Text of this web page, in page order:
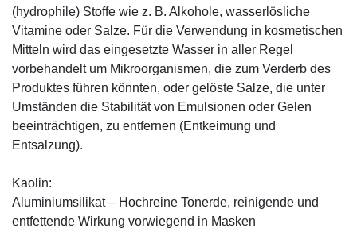
(hydrophile) Stoffe wie z. B. Alkohole, wasserlösliche
Vitamine oder Salze. Für die Verwendung in kosmetischen
Mitteln wird das eingesetzte Wasser in aller Regel
vorbehandelt um Mikroorganismen, die zum Verderb des
Produktes führen könnten, oder gelöste Salze, die unter
Umständen die Stabilität von Emulsionen oder Gelen
beeinträchtigen, zu entfernen (Entkeimung und
Entsalzung).
Kaolin:
Aluminiumsilikat – Hochreine Tonerde, reinigende und
entfettende Wirkung vorwiegend in Masken